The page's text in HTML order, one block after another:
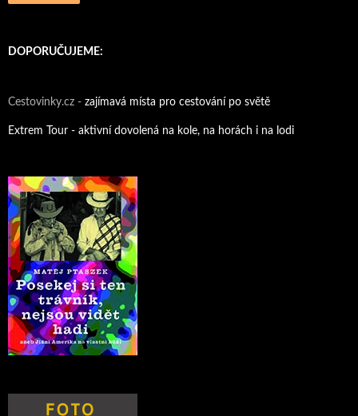
DOPORUČUJEME:
Cestovinky.cz - zajímavá místa pro cestování po světě
Extrem Tour - aktivní dovolená na kole, na horách i na lodi